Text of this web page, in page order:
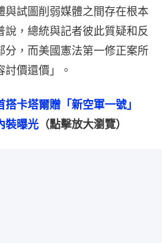
與試圖削弱媒體之間存在根本
說，總統與記者彼此質疑和反
分，而美國憲法第一修正案所
價還價」。
搭卡塔爾贈「新空軍一號」
裝曝光 （點擊放大瀏覽）